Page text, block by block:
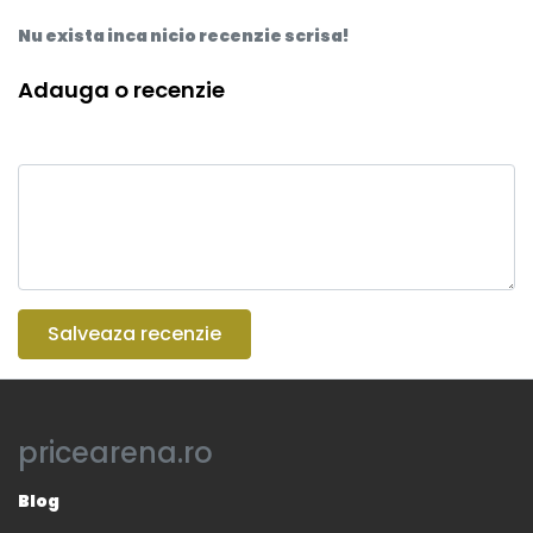
Nu exista inca nicio recenzie scrisa!
Adauga o recenzie
Salveaza recenzie
pricearena.ro
Blog